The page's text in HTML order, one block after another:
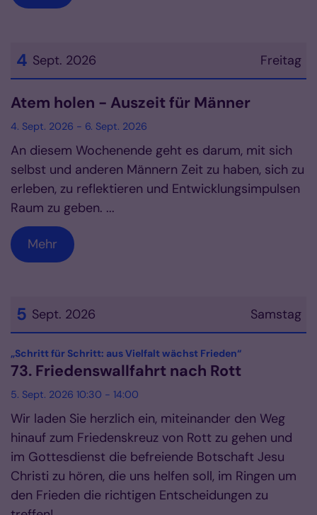
Freitag
4 Sept. 2026
Datum: 4. September 2026
Atem holen - Auszeit für Männer
4. Sept. 2026 - 6. Sept. 2026
An diesem Wochenende geht es darum, mit sich
selbst und anderen Männern Zeit zu haben, sich zu
erleben, zu reflektieren und Entwicklungsimpulsen
Raum zu geben. ...
Mehr
Samstag
5 Sept. 2026
Datum: 5. September 2026
„Schritt für Schritt: aus Vielfalt wächst Frieden“:
73. Friedenswallfahrt nach Rott
5. Sept. 2026 10:30 - 14:00
Wir laden Sie herzlich ein, miteinander den Weg
hinauf zum Friedenskreuz von Rott zu gehen und
im Gottesdienst die befreiende Botschaft Jesu
Christi zu hören, die uns helfen soll, im Ringen um
den Frieden die richtigen Entscheidungen zu